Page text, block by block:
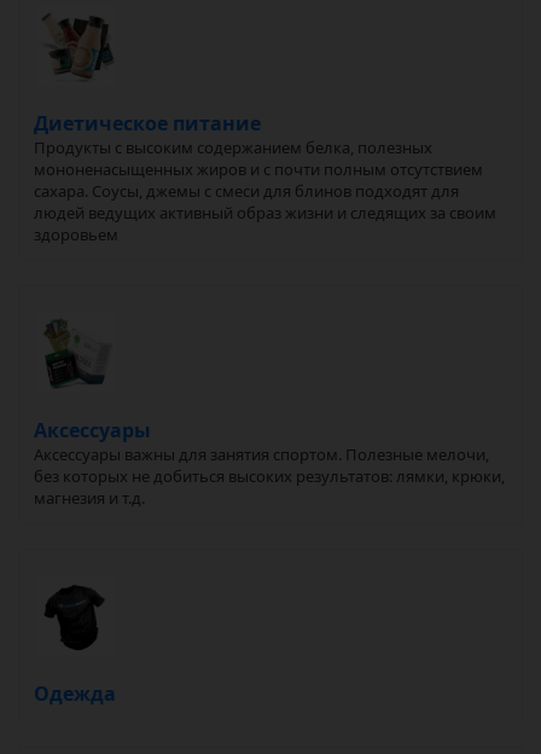
Диетическое питание
Продукты с высоким содержанием белка, полезных
мононенасыщенных жиров и с почти полным отсутствием
сахара. Соусы, джемы с смеси для блинов подходят для
людей ведущих активный образ жизни и следящих за своим
здоровьем
Аксессуары
Аксессуары важны для занятия спортом. Полезные мелочи,
без которых не добиться высоких результатов: лямки, крюки,
магнезия и т.д.
Одежда